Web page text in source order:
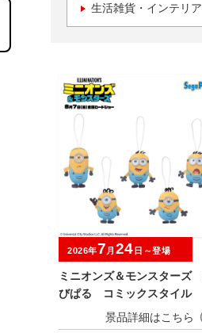
生活雑貨・インテリ
ミニオンズ＆モンスターズ
びぱる コミックスタイル
2026年7 月 24 日～登場